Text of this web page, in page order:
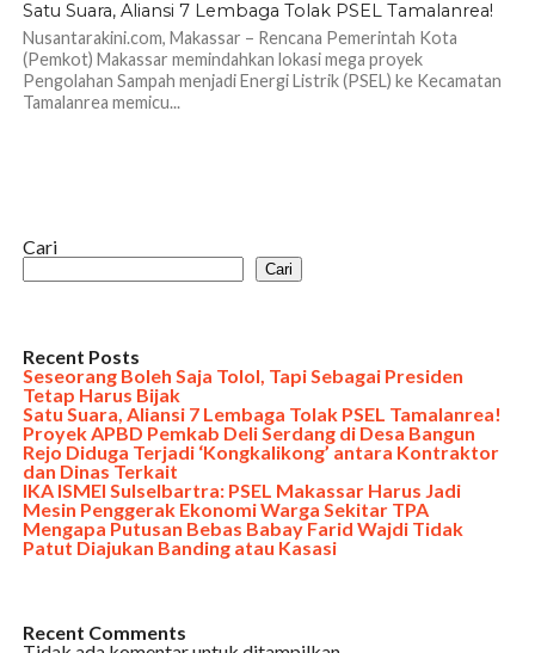
Satu Suara, Aliansi 7 Lembaga Tolak PSEL Tamalanrea!
Nusantarakini.com, Makassar – Rencana Pemerintah Kota
(Pemkot) Makassar memindahkan lokasi mega proyek
Pengolahan Sampah menjadi Energi Listrik (PSEL) ke Kecamatan
Tamalanrea memicu...
Cari
Cari
Recent Posts
Seseorang Boleh Saja Tolol, Tapi Sebagai Presiden
Tetap Harus Bijak
Satu Suara, Aliansi 7 Lembaga Tolak PSEL Tamalanrea!
Proyek APBD Pemkab Deli Serdang di Desa Bangun
Rejo Diduga Terjadi ‘Kongkalikong’ antara Kontraktor
dan Dinas Terkait
IKA ISMEI Sulselbartra: PSEL Makassar Harus Jadi
Mesin Penggerak Ekonomi Warga Sekitar TPA
Mengapa Putusan Bebas Babay Farid Wajdi Tidak
Patut Diajukan Banding atau Kasasi
Recent Comments